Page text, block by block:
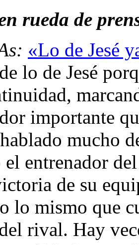
rueda de
«Lo de Jesé
lo de Jesé
importante
mucho
el entrenador
de su
lo mismo que
rival. Hay